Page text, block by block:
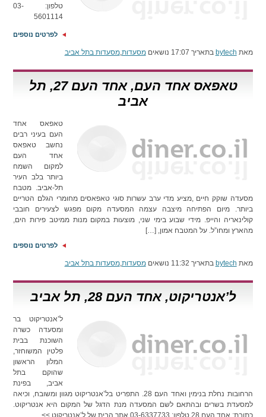
טלפון: 03-
5601114
לפרטים נוספים
מאת bytech בתאריך 17:07 נושאים מסעדות,מסעדות בתל אביב
טאפאס אחד העם, אחד העם 27, תל
אביב
טאפאס אחד
העם בעיני רבים
נחשב טאפאס
אחד העם
למקום השמח
ביותר בלב העיר
תל-אביב. מטבח
מסעדה שוקק חיים ,מציע מדי ערב עשרות סוגי טאפאסים מחומרי הגלם הטריים
ביותר. מיום הפתיחה מיצבה עצמה המסעדה מקום מפגש לצעירים חובבי
קולינאריה והייפ. מידי שבוע בימי שני, מוצעות במקום מנות ממיטב פירות הים,
מהארץ ומחו”ל. על המטבח אמון, […]
לפרטים נוספים
מאת bytech בתאריך 11:32 נושאים מסעדות,מסעדות בתל אביב
ל’אנטריקוט, אחד העם 28, תל אביב
ל’אנטריקוט בר
ומסעדה כשרה
השוכנת בבית
פלטין המשוחזר,
המלון הראשון
שהוקם בתל
אביב, בפינת
הרחובות נחלת בנימין ואחד העם 28. התפריט בל’אנטריקוט מגוון ומשובח, וכיאה
למסעדת בשרים ובהתאם לשם המסעדה מנת הדגל של המקום היא אנטריקוט.
כתובת: אחד העם 28 טלפון: 03-6337733 אתר הבית של ל’אנטריקוט >>